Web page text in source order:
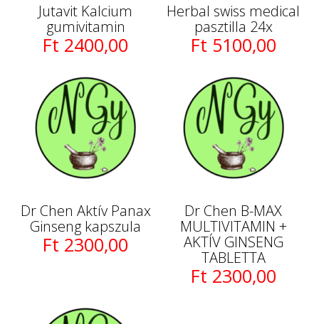
Jutavit Kalcium
gumivitamin
Ft 2400,00
Herbal swiss medical
pasztilla 24x
Ft 5100,00
Dr Chen Aktív Panax
Ginseng kapszula
Ft 2300,00
Dr Chen B-MAX
MULTIVITAMIN +
AKTÍV GINSENG
TABLETTA
Ft 2300,00